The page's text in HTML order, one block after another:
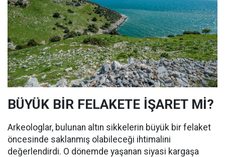
BÜYÜK BİR FELAKETE İŞARET Mİ?
Arkeologlar, bulunan altın sikkelerin büyük bir felaket
öncesinde saklanmış olabileceği ihtimalini
değerlendirdi. O dönemde yaşanan siyasi kargaşa